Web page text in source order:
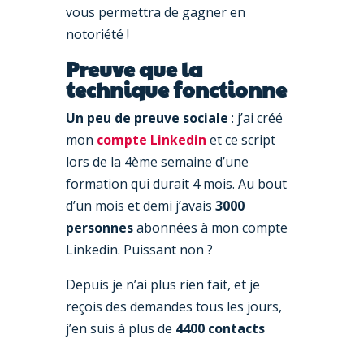
vous permettra de gagner en
notoriété !
Preuve que la
technique fonctionne
Un peu de preuve sociale : j’ai créé
mon compte Linkedin et ce script
lors de la 4ème semaine d’une
formation qui durait 4 mois. Au bout
d’un mois et demi j’avais 3000
personnesabonnées à mon compte
Linkedin. Puissant non ?
Depuis je n’ai plus rien fait, et je
reçois des demandes tous les jours,
j’en suis à plus de 4400 contacts